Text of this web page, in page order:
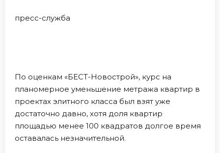
пресс-служба
По оценкам «БЕСТ-Новострой», курс на
планомерное уменьшение метража квартир в
проектах элитного класса был взят уже
достаточно давно, хотя доля квартир
площадью менее 100 квадратов долгое время
оставалась незначительной.